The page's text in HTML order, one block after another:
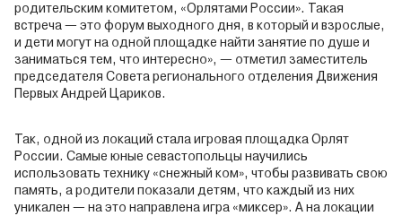
родительским комитетом, «Орлятами России». Такая
встреча — это форум выходного дня, в который и взрослые,
и дети могут на одной площадке найти занятие по душе и
заниматься тем, что интересно», — отметил заместитель
председателя Совета регионального отделения Движения
Первых Андрей Цариков.
Так, одной из локаций стала игровая площадка Орлят
России. Самые юные севастопольцы научились
использовать технику «снежный ком», чтобы развивать свою
память, а родители показали детям, что каждый из них
уникален — на это направлена игра «миксер». А на локации